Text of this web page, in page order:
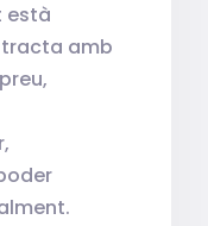
està
tracta amb